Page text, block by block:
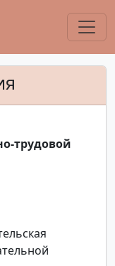
трудовой